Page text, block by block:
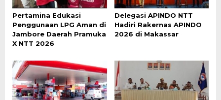
Pertamina Edukasi
Penggunaan LPG Aman di
Jambore Daerah Pramuka
X NTT 2026
Delegasi APINDO NTT
Hadiri Rakernas APINDO
2026 di Makassar